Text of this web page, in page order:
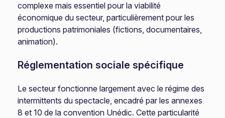
complexe mais essentiel pour la viabilité
économique du secteur, particulièrement pour les
productions patrimoniales (fictions, documentaires,
animation).
Réglementation sociale spécifique
Le secteur fonctionne largement avec le régime des
intermittents du spectacle, encadré par les annexes
8 et 10 de la convention Unédic. Cette particularité